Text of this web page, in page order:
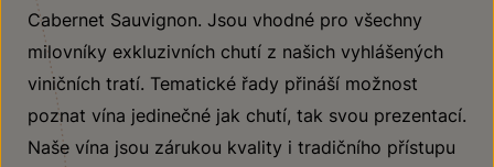
Cabernet Sauvignon. Jsou vhodné pro všechny
milovníky exkluzivních chutí z našich vyhlášených
viničních tratí. Tematické řady přináší možnost
poznat vína jedinečné jak chutí, tak svou prezentací.
Naše vína jsou zárukou kvality i tradičního přístupu